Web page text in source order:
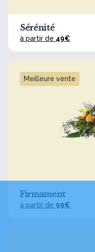
Sérénité
à partir de 49€
Meilleure vente
Firmament
à partir de 99€